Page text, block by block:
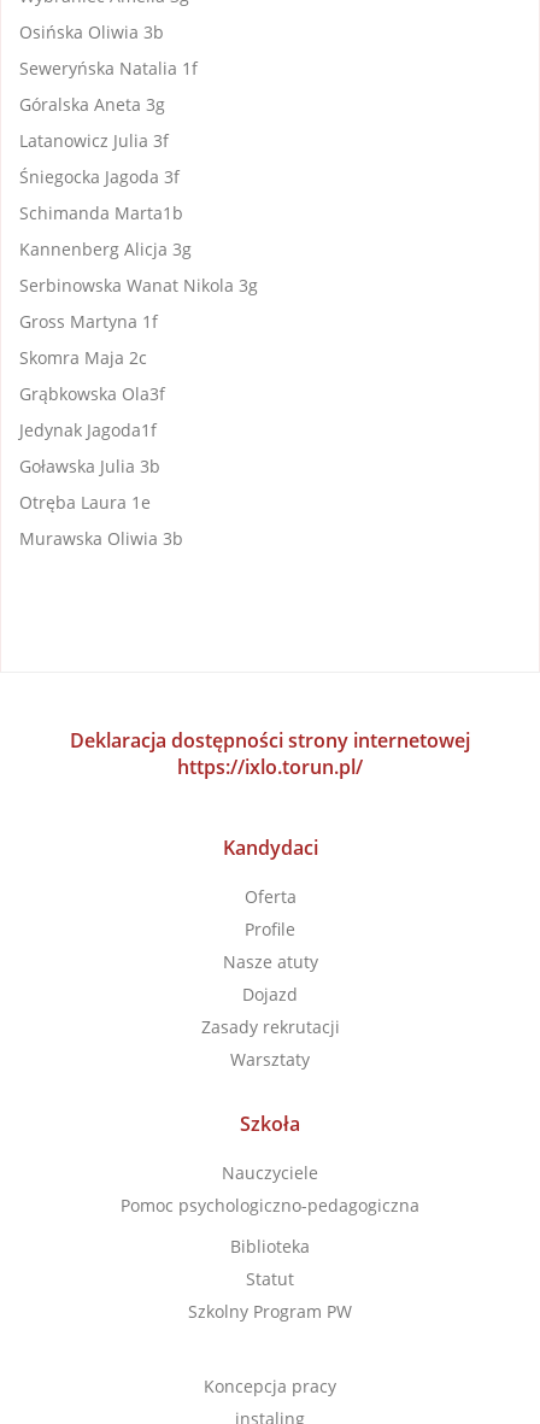
Osińska Oliwia 3b
Seweryńska Natalia 1f
Góralska Aneta 3g
Latanowicz Julia 3f
Śniegocka Jagoda 3f
Schimanda Marta1b
Kannenberg Alicja 3g
Serbinowska Wanat Nikola 3g
Gross Martyna 1f
Skomra Maja 2c
Grąbkowska Ola3f
Jedynak Jagoda1f
Goławska Julia 3b
Otręba Laura 1e
Murawska Oliwia 3b
Deklaracja dostępności strony internetowej
https://ixlo.torun.pl/
Kandydaci
Oferta
Profile
Nasze atuty
Dojazd
Zasady rekrutacji
Warsztaty
Szkoła
Nauczyciele
Pomoc psychologiczno-pedagogiczna
Biblioteka
Statut
Szkolny Program PW
Koncepcja pracy
instaling